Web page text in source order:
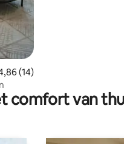
beoordeling van
(14)
comfort van